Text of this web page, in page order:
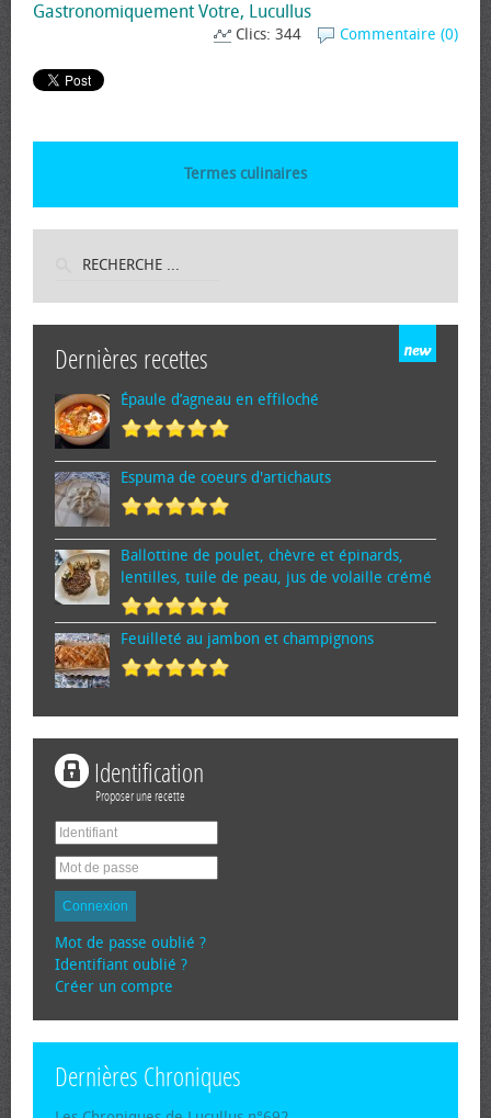
Gastronomiquement Votre, Lucullus
Commentaire (0)
Clics: 344
Termes culinaires
Dernières recettes
Épaule d’agneau en effiloché
Espuma de cœurs d'artichauts
Ballottine de poulet, chèvre et épinards,
lentilles, tuile de peau, jus de volaille crémé
Feuilleté au jambon et champignons
Identification
Proposer une recette
Connexion
Mot de passe oublié ?
Identifiant oublié ?
Créer un compte
Dernières Chroniques